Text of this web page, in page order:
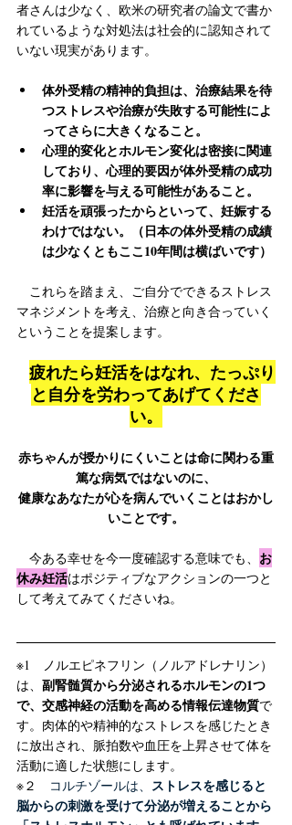
者さんは少なく、欧米の研究者の論文で書か
れているような対処法は社会的に認知されて
いない現実があります。
体外受精の精神的負担は、治療結果を待
つストレスや治療が失敗する可能性によ
ってさらに大きくなること。
心理的変化とホルモン変化は密接に関連
しており、心理的要因が体外受精の成功
率に影響を与える可能性があること。
妊活を頑張ったからといって、妊娠する
わけではない。（日本の体外受精の成績
は少なくともここ10年間は横ばいです）
これらを踏まえ、ご自分でできるストレス
マネジメントを考え、治療と向き合っていく
ということを提案します。
疲れたら妊活をはなれ、たっぷり
と自分を労わってあげてくださ
い。
赤ちゃんが授かりにくいことは命に関わる重
篤な病気ではないのに、
健康なあなたが心を病んでいくことはおかし
いことです。
今ある幸せを今一度確認する意味でも、 お
休み妊活はポジティブなアクションの一つと
して考えてみてくださいね。
※1　ノルエピネフリン（ノルアドレナリン）
は、 副腎髄質から分泌されるホルモンの1つ
で、交感神経の活動を高める情報伝達物質で
す。肉体的や精神的なストレスを感じたとき
に放出され、脈拍数や血圧を上昇させて体を
活動に適した状態にします。﻿
※２
コルチゾールは、 ストレスを感じると
脳からの刺激を受けて分泌が増えることから